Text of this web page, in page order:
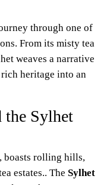
through one of
From its misty tea
weaves a narrative
heritage into an
the Sylhet
boasts rolling hills,
estates.. The Sylhet